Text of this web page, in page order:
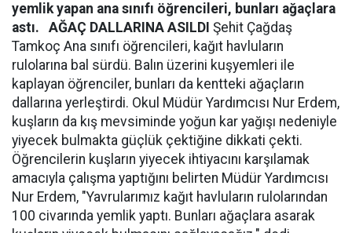
yemlik yapan ana sınıfı öğrencileri, bunları ağaçlara
astı.
AĞAÇ DALLARINA ASILDI Şehit Çağdaş
Tamkoç Ana sınıfı öğrencileri, kağıt havluların
rulolarına bal sürdü. Balın üzerini kuşyemleri ile
kaplayan öğrenciler, bunları da kentteki ağaçların
dallarına yerleştirdi. Okul Müdür Yardımcısı Nur Erdem,
kuşların da kış mevsiminde yoğun kar yağışı nedeniyle
yiyecek bulmakta güçlük çektiğine dikkati çekti.
Öğrencilerin kuşların yiyecek ihtiyacını karşılamak
amacıyla çalışma yaptığını belirten Müdür Yardımcısı
Nur Erdem, "Yavrularımız kağıt havluların rulolarından
100 civarında yemlik yaptı. Bunları ağaçlara asarak